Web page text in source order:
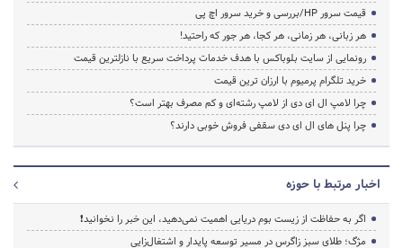
قیمت سرور HP/بررسی و خرید سرور اچ پی
هر زبانی، هر زمانی، هر کجا، هر جور که راحتید!
رونمایی از سایت بلوباکس با هدف خدمات پرداخت سریع با نازلترین قیمت
خرید تلگرام پرمیوم با ارزان ترین قیمت
چرا لامپ ال ای دی از لامپ رشته‌ای و کم مصرف بهتر است؟
چرا پنل های ال ای دی سقفی فروش خوبی دارند؟
اخبار مرتبط با حوزه
اگر به حفاظت از زیست بوم دریایی اهمیت نمی‌دهید، این خبر را نخوانید❗
مژگ؛ طلای سبز زاگرس در مسیر توسعه پایدار و اشتغال‌زایی